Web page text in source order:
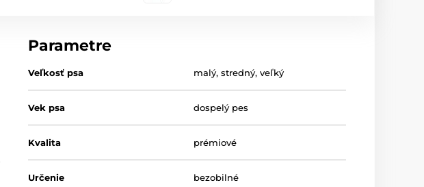
Parametre
Veľkosť psa malý,stredný,veľký
Vek psa dospelý pes
Kvalita prémiové
Určenie bezobilné